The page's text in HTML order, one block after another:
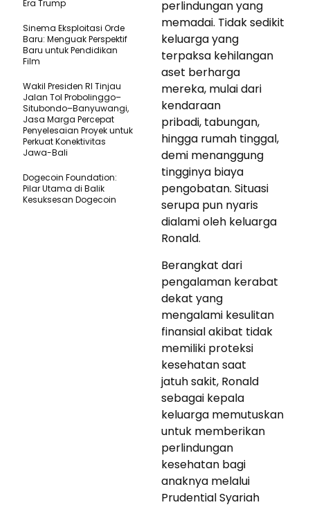
perlindungan yang
memadai. Tidak sedikit
keluarga yang
terpaksa kehilangan
aset berharga
mereka, mulai dari
kendaraan
pribadi, tabungan,
hingga rumah tinggal,
demi menanggung
tingginya biaya
pengobatan. Situasi
serupa pun nyaris
dialami oleh keluarga
Ronald.
Berangkat dari
pengalaman kerabat
dekat yang
mengalami kesulitan
finansial akibat tidak
memiliki proteksi
kesehatan saat
jatuh sakit, Ronald
sebagai kepala
keluarga memutuskan
untuk memberikan
perlindungan
kesehatan bagi
anaknya melalui
Prudential Syariah
Era Trump
Sinema Eksploitasi Orde
Baru: Menguak Perspektif
Baru untuk Pendidikan
Film
Wakil Presiden RI Tinjau
Jalan Tol Probolinggo–
Situbondo–Banyuwangi,
Jasa Marga Percepat
Penyelesaian Proyek untuk
Perkuat Konektivitas
Jawa-Bali
Dogecoin Foundation:
Pilar Utama di Balik
Kesuksesan Dogecoin